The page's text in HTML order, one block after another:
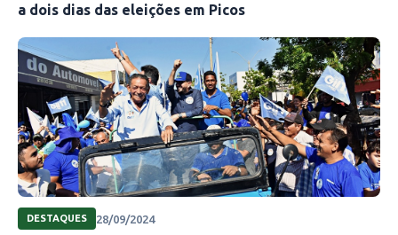
a dois dias das eleições em Picos
DESTAQUES 28/09/2024